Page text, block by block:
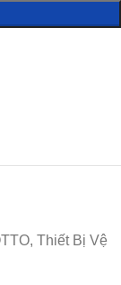
Thiết Bị Vệ